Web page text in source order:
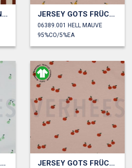
RIPPJERSEY GOTS NATUR STREIFEN JERSEY GOTS FRÜCHTE
06389.001 HELL MAUVE
95%CO/5%EA
JERSEY GOTS FRÜCHTE JERSEY GOTS FRÜCHTE